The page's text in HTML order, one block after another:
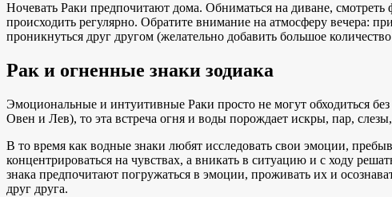
Ночевать Раки предпочитают дома. Обниматься на диване, смотреть
происходить регулярно. Обратите внимание на атмосферу вечера:
проникнуться друг другом (желательно добавить большое
Рак и огненные знаки зодиака
Эмоциональные и интуитивные Раки просто не могут обходиться
Овен и Лев), то эта встреча огня и воды порождает искры, пар,
В то время как водные знаки любят исследовать свои эмоции,
концентрироваться на чувствах, а вникать в ситуацию и с ходу
знака предпочитают погружаться в эмоции, проживать их и
друг друга.